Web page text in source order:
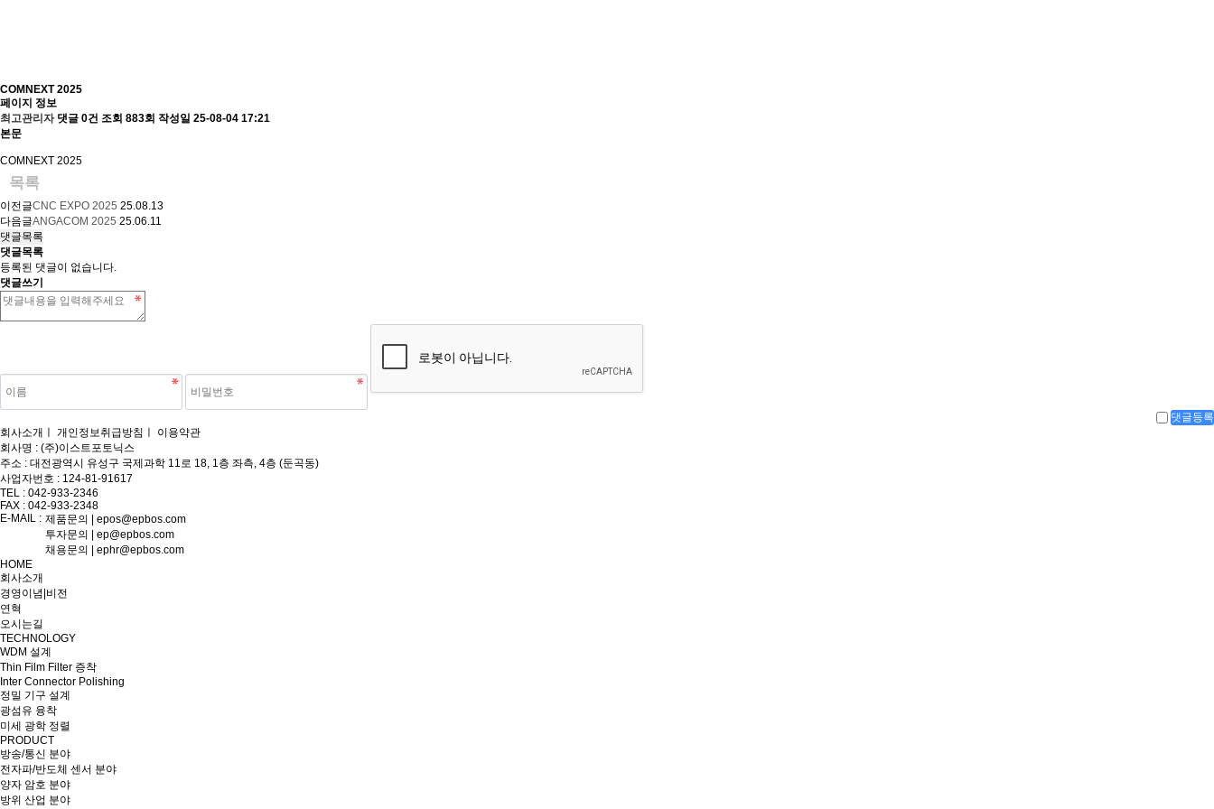
COMNEXT 2025
페이지 정보
최고관리자 댓글 0건 조회 883회 작성일 25-08-04 17:21
본문
COMNEXT 2025
목록
이전글CNC EXPO 2025 25.08.13
다음글ANGACOM 2025 25.06.11
댓글목록
댓글목록
등록된 댓글이 없습니다.
댓글쓰기
회사소개 ㅣ 개인정보취급방침 ㅣ
이용약관
회사명 : (주)이스트포토닉스
주소 : 대전광역시 유성구 국제과학 11로 18, 1층 좌측, 4층 (둔곡동)
사업자번호 : 124-81-91617
TEL : 042-933-2346
FAX : 042-933-2348
E-MAIL : 제품문의 | epos@epbos.com
투자문의 | ep@epbos.com
채용문의 | ephr@epbos.com
HOME
회사소개
경영이념|비전
연혁
오시는길
TECHNOLOGY
WDM 설계
Thin Film Filter 증착
Inter Connector Polishing
정밀 기구 설계
광섬유 융착
미세 광학 정렬
PRODUCT
방송/통신 분야
전자파/반도체 센서 분야
양자 암호 분야
방위 산업 분야